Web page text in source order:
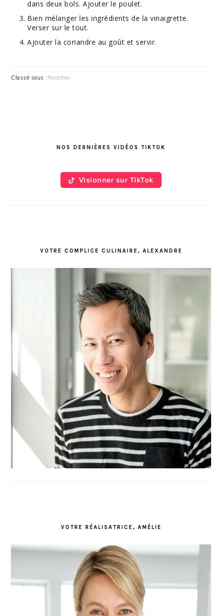
dans deux bols. Ajouter le poulet.
Bien mélanger les ingrédients de la vinaigrette.
Verser sur le tout.
Ajouter la coriandre au goût et servir.
Classé sous : Recettes
PRINCIPALENOS DERNIÈRES VIDÉOS TIKTOK
Visionner sur TikTok
VOTRE COMPLICE CULINAIRE, ALEXANDRE
VOTRE RÉALISATRICE, AMÉLIE